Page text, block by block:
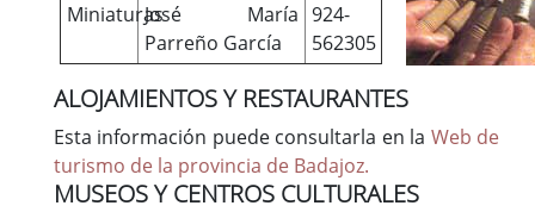
Corporación
Correo-e gratis
MiniaturasJosé María
Parreño García
924-
562305
ALOJAMIENTOS Y RESTAURANTES
Esta información puede consultarla en la Web de
turismo de la provincia de Badajoz.
MUSEOS Y CENTROS CULTURALES